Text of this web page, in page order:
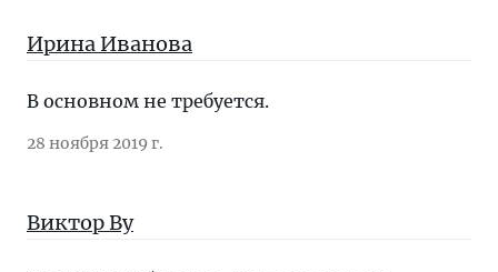
Ирина Иванова
В основном не требуется.
28 ноября 2019 г.
Виктор Ву